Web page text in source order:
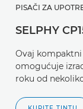
PISAČI ZA
SELPHY
Ovaj
omogućuje
roku od